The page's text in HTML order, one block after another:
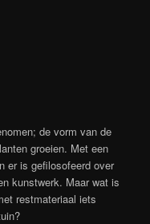
de vorm van de
groeien. Met een
er is gefilosofeerd over
kunstwerk. Maar wat is
restmateriaal iets